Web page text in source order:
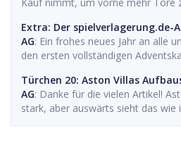
Extra: Der spielverlagerung.de-
AG: Ein frohes neues Jahr an alle
den ersten vollständigen
Türchen 20: Aston Villas
AG: Danke für die vielen Artikel!
stark, aber auswärts sieht das wie